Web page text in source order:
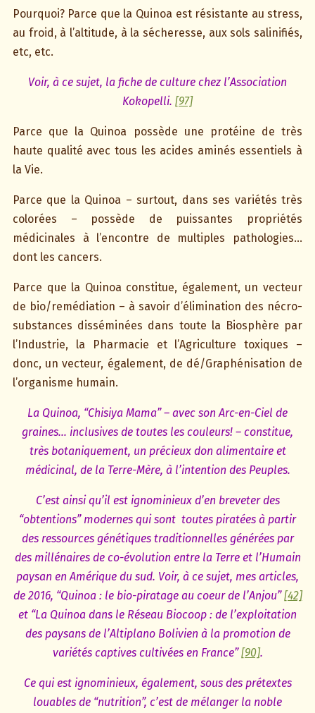
Pourquoi? Parce que la Quinoa est résistante au stress,
au froid, à l’altitude, à la sécheresse, aux sols salinifiés,
etc, etc.
Voir, à ce sujet, la fiche de culture chez l’Association
Kokopelli. [97]
Parce que la Quinoa possède une protéine de très
haute qualité avec tous les acides aminés essentiels à
la Vie.
Parce que la Quinoa – surtout, dans ses variétés très
colorées – possède de puissantes propriétés
médicinales à l’encontre de multiples pathologies…
dont les cancers.
Parce que la Quinoa constitue, également, un vecteur
de bio/remédiation – à savoir d’élimination des nécro-
substances disséminées dans toute la Biosphère par
l’Industrie, la Pharmacie et l’Agriculture toxiques –
donc, un vecteur, également, de dé/Graphénisation de
l’organisme humain.
La Quinoa, “Chisiya Mama” – avec son Arc-en-Ciel de
graines… inclusives de toutes les couleurs! – constitue,
très botaniquement, un précieux don alimentaire et
médicinal, de la Terre-Mère, à l’intention des Peuples.
C’est ainsi qu’il est ignominieux d’en breveter des
“obtentions” modernes qui sont toutes piratées à partir
des ressources génétiques traditionnelles générées par
des millénaires de co-évolution entre la Terre et l’Humain
paysan en Amérique du sud. Voir, à ce sujet, mes articles,
de 2016, “Quinoa : le bio-piratage au coeur de l’Anjou”[42]
et “La Quinoa dans le Réseau Biocoop : de l’exploitation
des paysans de l’Altiplano Bolivien à la promotion de
variétés captives cultivées en France”[90].
Ce qui est ignominieux, également, sous des prétextes
louables de “nutrition”, c’est de mélanger la noble